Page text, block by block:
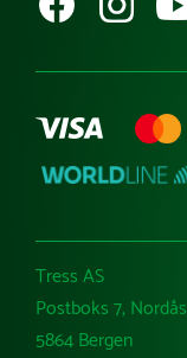
Varemerker
Tress AS
Postboks 7, Nordås
5864 Bergen